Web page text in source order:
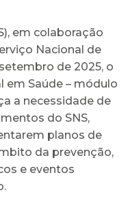
em colaboração
Nacional de
de 2025, o
em Saúde – módulo
a necessidade de
do SNS,
planos de
da prevenção,
e eventos